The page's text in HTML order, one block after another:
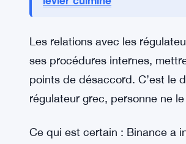
Pas clair encore si Binance a
certains exchanges ont choisi
obtenir leur agrément MiCA.
Binance. Pour l’instant,
levier culmine